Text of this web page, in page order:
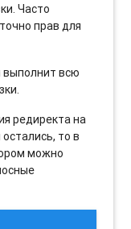
Часто
прав для
выполнит всю
редиректа на
то в
можно